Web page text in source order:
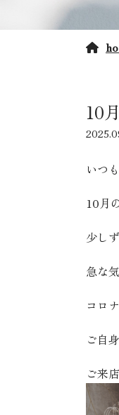
10
いつ
10月
少し
急な
コロ
ご自
ご来